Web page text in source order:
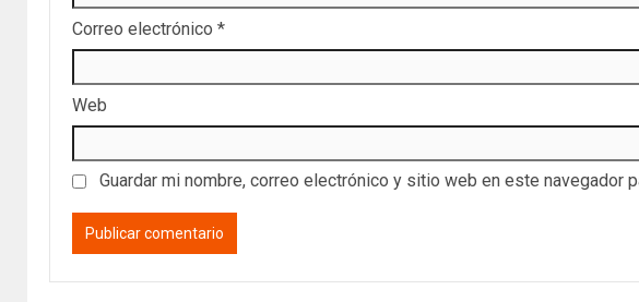
Correo electrónico *
Web
Guardar mi nombre, correo electrónico y sitio web en este navegador